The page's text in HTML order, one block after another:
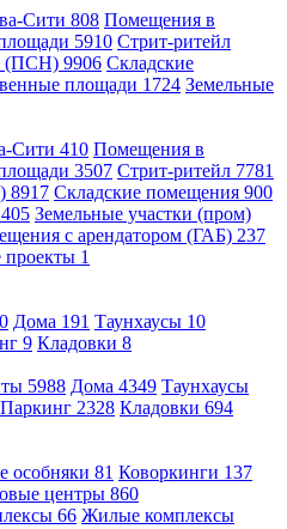
Сити 808 Помещения в
5910 Стрит-ритейл
(ПСН) 9906 Складские
площади 1724 Земельные
Сити 410 Помещения в
3507 Стрит-ритейл 7781
8917 Складские помещения 900
Земельные участки (пром)
с арендатором (ГАБ) 237
1
Дома 191 Таунхаусы 10
9 Кладовки 8
5988 Дома 4349 Таунхаусы
Паркинг 2328 Кладовки 694
особняки 81 Коворкинги 137
центры 860
66 Жилые комплексы